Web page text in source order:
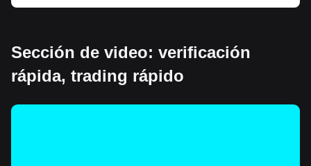
Sección de video: verificación
rápida, trading rápido